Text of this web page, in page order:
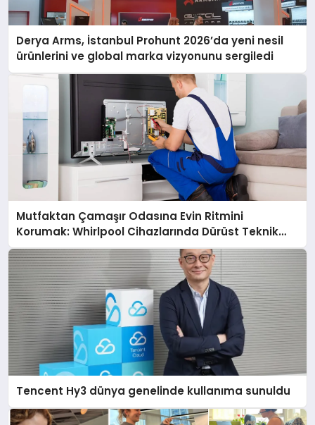
Derya Arms, İstanbul Prohunt 2026’da yeni nesil
ürünlerini ve global marka vizyonunu sergiledi
Mutfaktan Çamaşır Odasına Evin Ritmini
Korumak: Whirlpool Cihazlarında Dürüst Teknik
Destek Deneyimi
Tencent Hy3 dünya genelinde kullanıma sunuldu